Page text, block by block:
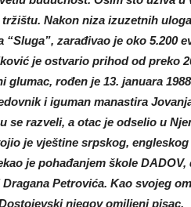
Nakon niza izuzetnih
zarađivao je oko 5.200
je ostvario prihod od preko
glumac, rođen je 13. januara
i iguman manastira
se razveli, a otac je odselio u
je vještine srpskog,
je pohađanjem škole
Petrovića. Kao svojeg
njegov omiljeni pisac.